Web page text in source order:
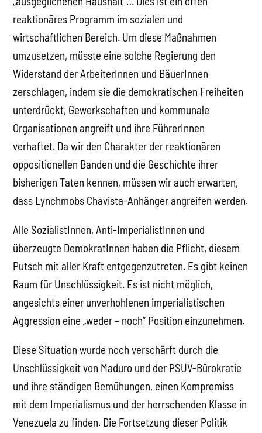
reaktionäres Programm im sozialen und
wirtschaftlichen Bereich. Um diese Maßnahmen
umzusetzen, müsste eine solche Regierung den
Widerstand der ArbeiterInnen und BäuerInnen
zerschlagen, indem sie die demokratischen Freiheiten
unterdrückt, Gewerkschaften und kommunale
Organisationen angreift und ihre FührerInnen
verhaftet. Da wir den Charakter der reaktionären
oppositionellen Banden und die Geschichte ihrer
bisherigen Taten kennen, müssen wir auch erwarten,
dass Lynchmobs Chavista-Anhänger angreifen werden.
Alle SozialistInnen, Anti-ImperialistInnen und
überzeugte DemokratInnen haben die Pflicht, diesem
Putsch mit aller Kraft entgegenzutreten. Es gibt keinen
Raum für Unschlüssigkeit. Es ist nicht möglich,
angesichts einer unverhohlenen imperialistischen
Aggression eine „weder – noch“ Position einzunehmen.
Diese Situation wurde noch verschärft durch die
Unschlüssigkeit von Maduro und der PSUV-Bürokratie
und ihre ständigen Bemühungen, einen Kompromiss
mit dem Imperialismus und der herrschenden Klasse in
Venezuela zu finden. Die Fortsetzung dieser Politik